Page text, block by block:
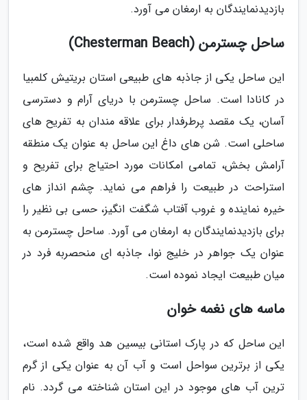
بازدیدنمایندگان به ارمغان می آورد.
ساحل چسترمن (Chesterman Beach)
این ساحل یکی از جاذبه های طبیعی استان بریتیش کلمبیا
در کانادا است. ساحل چسترمن با دریای آرام و دسترسی
آسان، یک مقصد پرطرفدار برای علاقه مندان به تفریح های
ساحلی است. شن های داغ این ساحل به عنوان یک منطقه
آرامش بخش، تمامی امکانات مورد احتیاج برای تفریح و
استراحت در طبیعت را فراهم می نماید. چشم انداز های
خیره نماینده و غروب آفتاب شگفت انگیز، حسی بی نظیر را
برای بازدیدنمایندگان به ارمغان می آورد. ساحل چسترمن به
عنوان یک جواهر در خلیج نوا، جاذبه ای منحصربه فرد در
میان طبیعت ایجاد نموده است.
ماسه های نغمه خوان
این ساحل که در پارک استانی بیسین هد واقع شده است،
یکی از برترین سواحل است و آب آن به عنوان یکی از گرم
ترین آب های موجود در این استان شناخته می گردد. نام